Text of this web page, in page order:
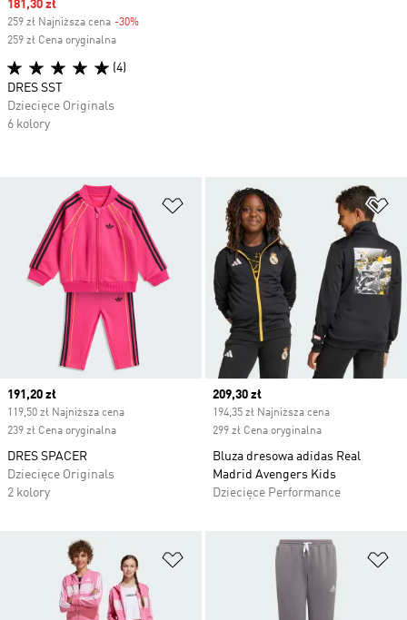
Dodaj do listy życzeń
Current price
191,20 zł
119,50 zł Najniższa cena
239 zł Cena oryginalna
DRES SPACER
Dziecięce Originals
2 kolory
Current price
209,30 zł
194,35 zł Najniższa cena
299 zł Cena oryginalna
Bluza dresowa adidas Real
Madrid Avengers Kids
Dziecięce Performance
Dodaj do listy życzeń
Sale price
181,30 zł
259 zł Najniższa cena -30%
259 zł Cena oryginalna
(4)
DRES SST
Dziecięce Originals
6 kolory